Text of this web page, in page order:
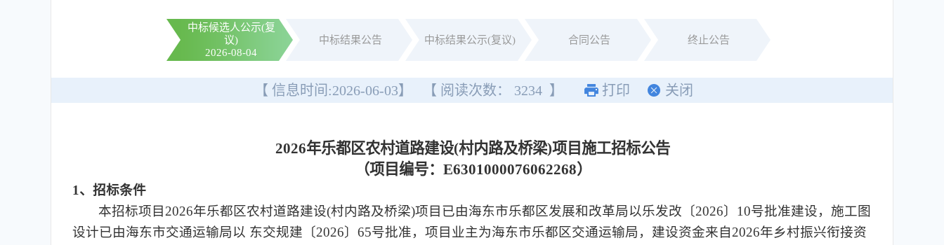
中标候选人公示(复
议)
2026-08-04
中标结果公告 中标结果公示(复议) 合同公告 终止公告
【 信息时间:2026-06-03】 【 阅读次数： 3234 】 打印 关闭
2026年乐都区农村道路建设(村内路及桥梁)项目施工招标公告
（项目编号：E6301000076062268）
1、招标条件
本招标项目2026年乐都区农村道路建设(村内路及桥梁)项目已由海东市乐都区发展和改革局以乐发改〔2026〕10号批准建设，施工图
设计已由海东市交通运输局以 东交规建〔2026〕65号批准，项目业主为海东市乐都区交通运输局，建设资金来自2026年乡村振兴衔接资